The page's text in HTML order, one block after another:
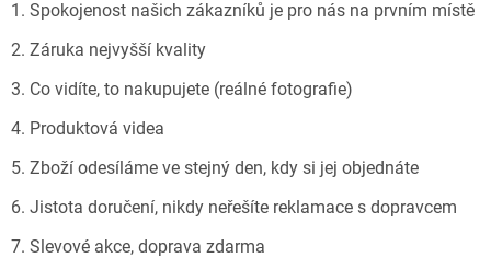
1. Spokojenost našich zákazníků je pro nás na prvním místě
2. Záruka nejvyšší kvality
3. Co vidíte, to nakupujete (reálné fotografie)
4. Produktová videa
5. Zboží odesíláme ve stejný den, kdy si jej objednáte
6. Jistota doručení, nikdy neřešíte reklamace s dopravcem
7. Slevové akce, doprava zdarma